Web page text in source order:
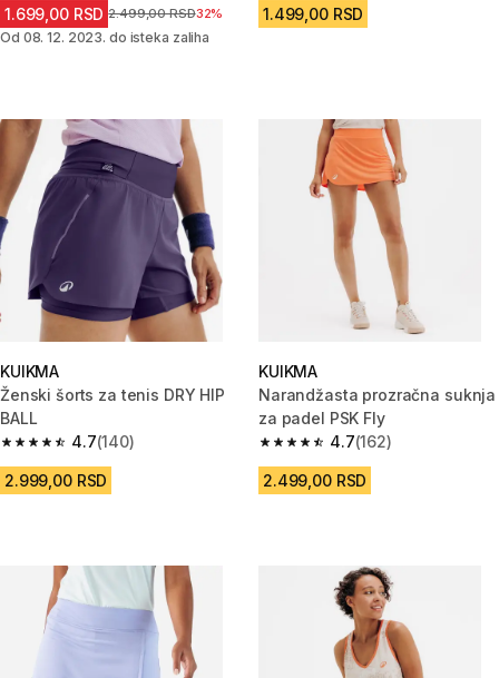
1.699,00 RSD Cena pre sniženja
2.499,00 RSD32%
Od 08. 12. 2023. do isteka zaliha
1.499,00 RSD
KUIKMA
Ženski šorts za tenis DRY HIP
BALL
4.7
4.7 od 5 zvezdica from 140 Recenzije
(140)
2.999,00 RSD
KUIKMA
Narandžasta prozračna suknja
za padel PSK Fly
4.7
4.7 od 5 zvezdica from 162
(162)
2.499,00 RSD